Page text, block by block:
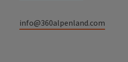
info@360alpenland.com